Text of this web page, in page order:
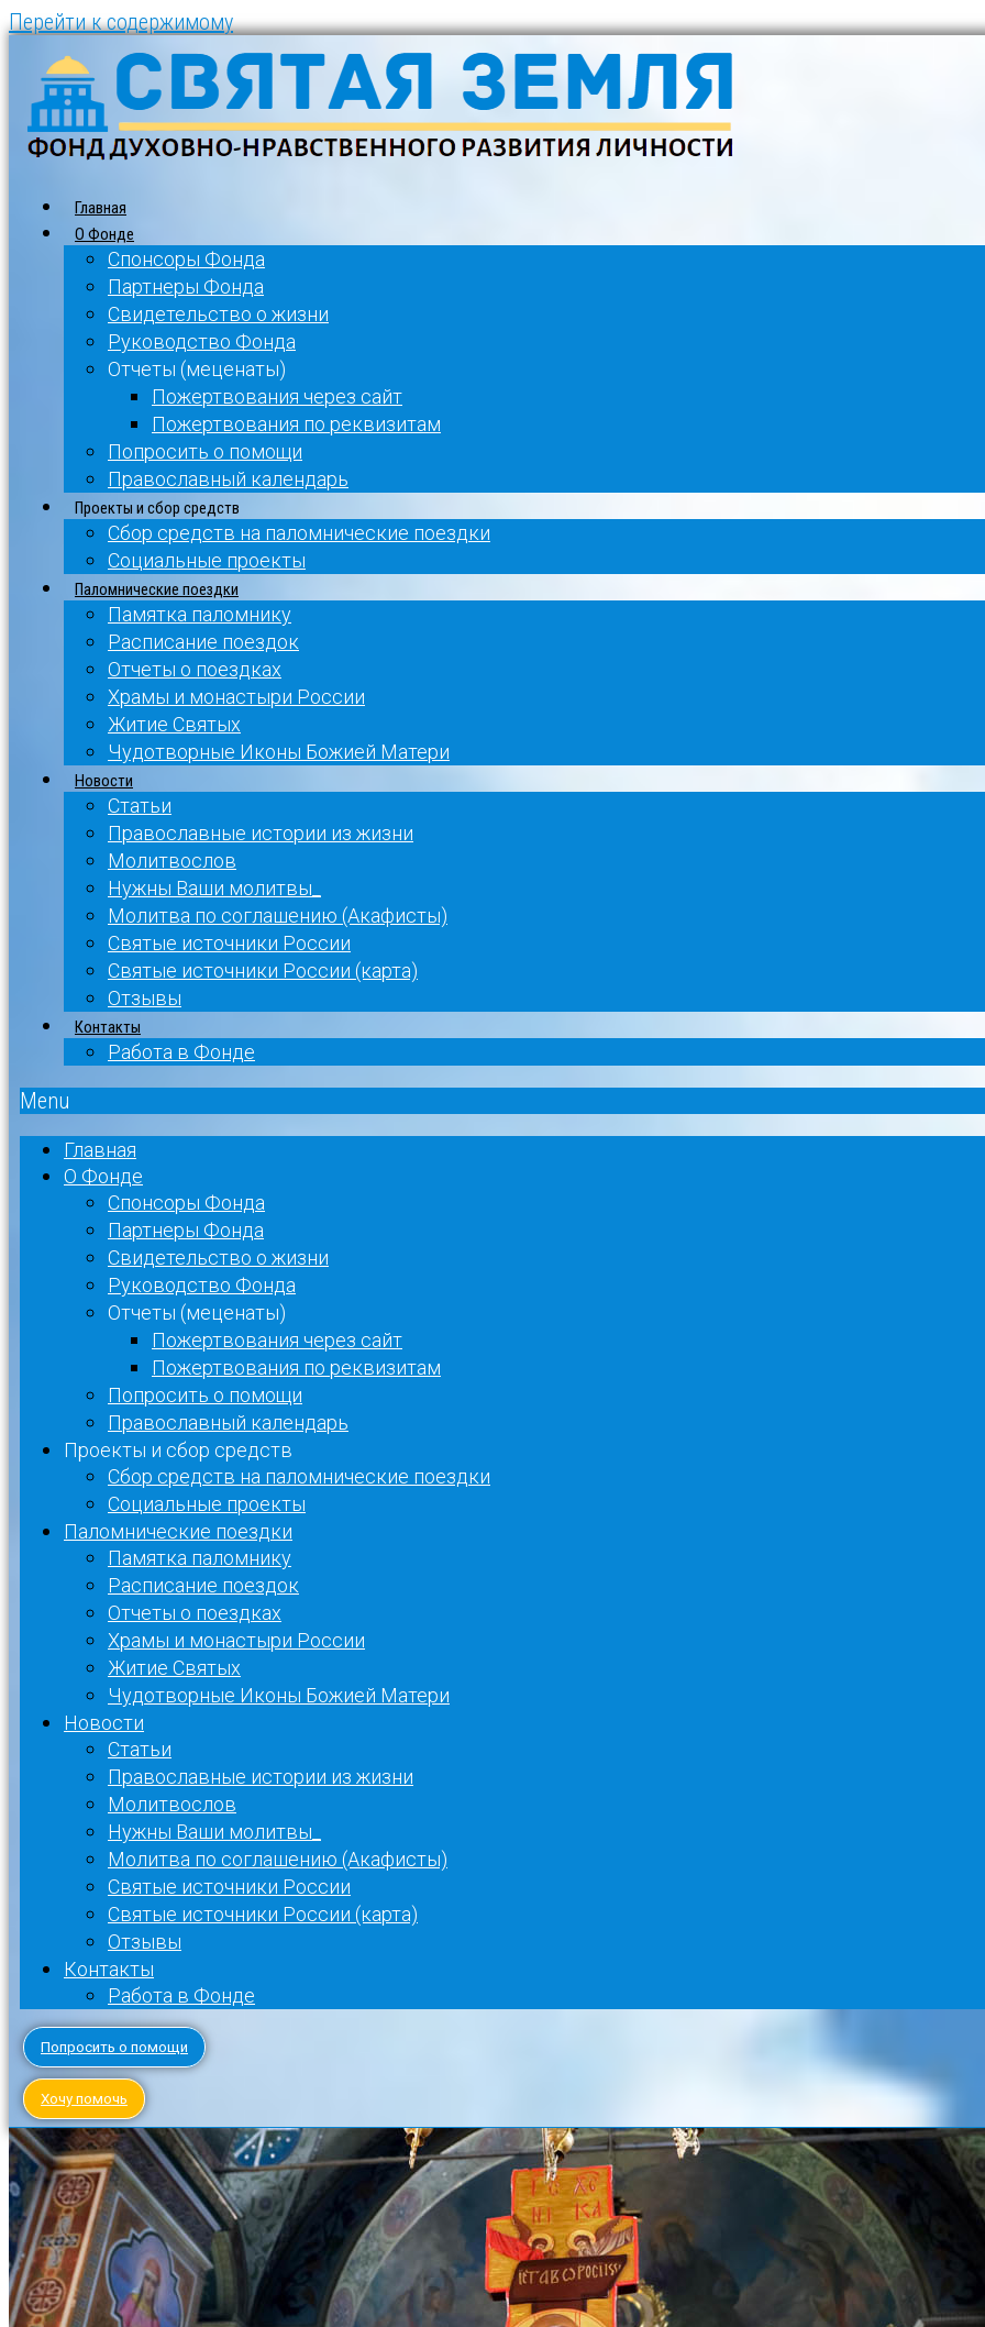
Перейти к содержимому
Главная
О Фонде
Спонсоры Фонда
Партнеры Фонда
Свидетельство о жизни
Руководство Фонда
Отчеты (меценаты)
Пожертвования через сайт
Пожертвования по реквизитам
Попросить о помощи
Православный календарь
Проекты и сбор средств
Сбор средств на паломнические поездки
Социальные проекты
Паломнические поездки
Памятка паломнику
Расписание поездок
Отчеты о поездках
Храмы и монастыри России
Житие Святых
Чудотворные Иконы Божией Матери
Новости
Статьи
Православные истории из жизни
Молитвослов
Нужны Ваши молитвы_
Молитва по соглашению (Акафисты)
Святые источники России
Святые источники России (карта)
Отзывы
Контакты
Работа в Фонде
Menu
Главная
О Фонде
Спонсоры Фонда
Партнеры Фонда
Свидетельство о жизни
Руководство Фонда
Отчеты (меценаты)
Пожертвования через сайт
Пожертвования по реквизитам
Попросить о помощи
Православный календарь
Проекты и сбор средств
Сбор средств на паломнические поездки
Социальные проекты
Паломнические поездки
Памятка паломнику
Расписание поездок
Отчеты о поездках
Храмы и монастыри России
Житие Святых
Чудотворные Иконы Божией Матери
Новости
Статьи
Православные истории из жизни
Молитвослов
Нужны Ваши молитвы_
Молитва по соглашению (Акафисты)
Святые источники России
Святые источники России (карта)
Отзывы
Контакты
Работа в Фонде
Попросить о помощи
Хочу помочь